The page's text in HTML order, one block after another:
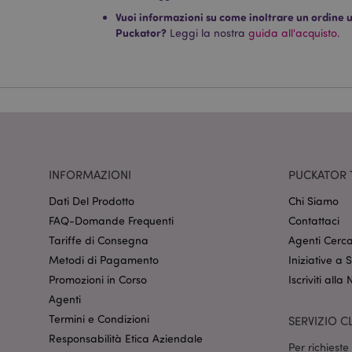
Vuoi informazioni su come inoltrare un ordine
Puckator? Leggi la nostra guida all'acquisto.
INFORMAZIONI
Dati Del Prodotto
FAQ-Domande Frequenti
Tariffe di Consegna
Metodi di Pagamento
Promozioni in Corso
Agenti
Termini e Condizioni
Responsabilità Etica Aziendale
PUCKATOR
Chi Siamo
Contattaci
Agenti
Iniziative a
Iscriviti alla
SERVIZIO
Per
Nome
section_data_ids
form_key